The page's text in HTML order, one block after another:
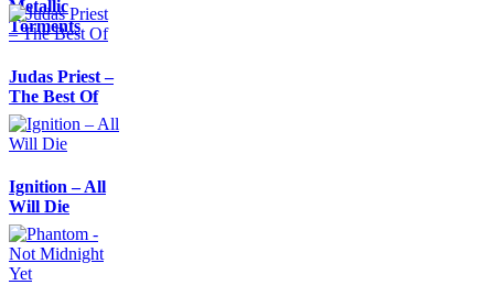
Metallic
Torments
Judas Priest –
The Best Of
Ignition – All
Will Die